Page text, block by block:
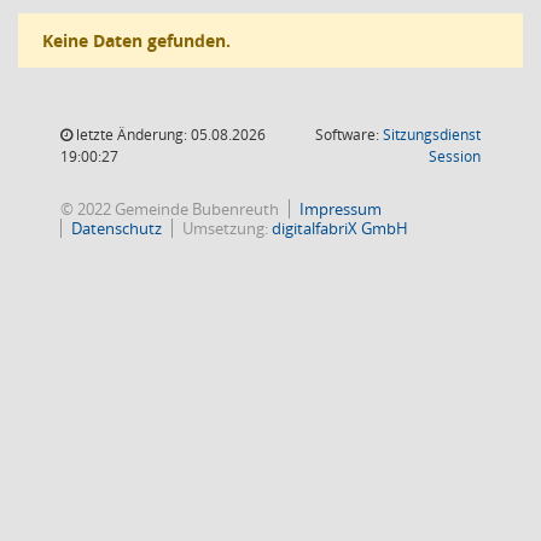
Keine Daten gefunden.
letzte Änderung: 05.08.2026
19:00:27
Software:Sitzungsdienst
Session(Wird in
© 2022 Gemeinde Bubenreuth
Impressum
Datenschutz
Umsetzung:digitalfabriX GmbH